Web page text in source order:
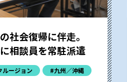
社会復帰に伴走。
相談員を常駐派遣
ルージョン
#九州／沖縄